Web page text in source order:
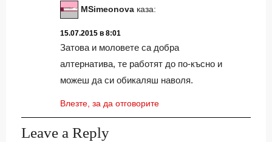
MSimeonova каза:
15.07.2015 в 8:01
Затова и моловете са добра
алтернатива, те работят до по-късно и
можеш да си обикаляш наволя.
Влезте, за да отговорите
Leave a Reply